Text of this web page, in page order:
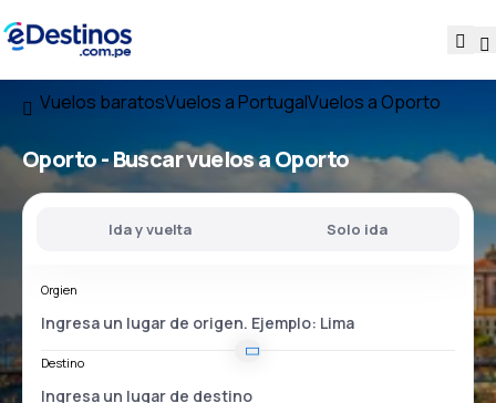
Vuelos baratosVuelos a PortugalVuelos a Oporto
Oporto - Buscar vuelos a Oporto
Ida y vuelta Solo ida
Orgien
Destino